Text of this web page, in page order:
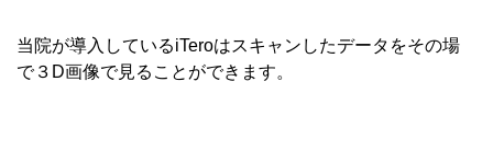
当院が導入しているiTeroはスキャンしたデータをその場
で３D画像で見ることができます。